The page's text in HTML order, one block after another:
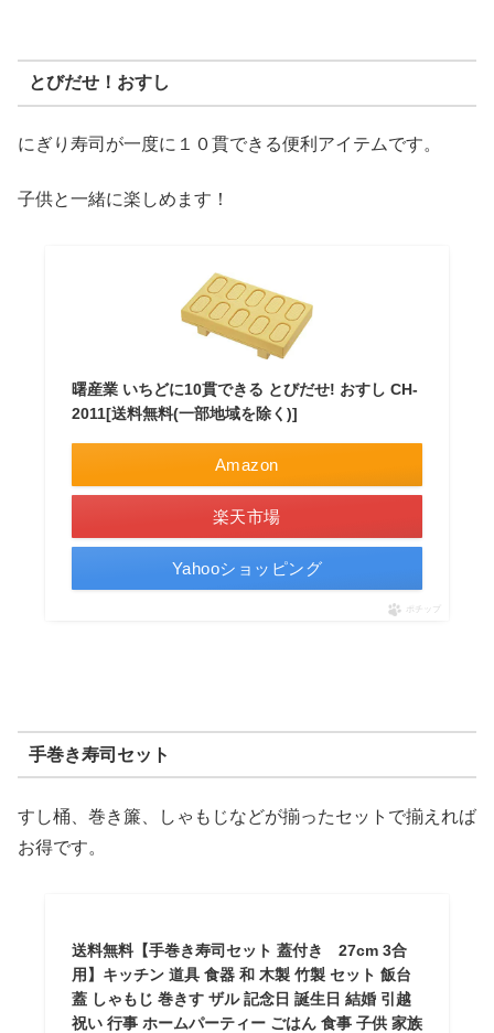
とびだせ！おすし
にぎり寿司が一度に１０貫できる便利アイテムです。
子供と一緒に楽しめます！
曙産業 いちどに10貫できる とびだせ! おすし CH-
2011[送料無料(一部地域を除く)]
Amazon
楽天市場
Yahooショッピング
ポチップ
手巻き寿司セット
すし桶、巻き簾、しゃもじなどが揃ったセットで揃えれば
お得です。
送料無料【手巻き寿司セット 蓋付き 27cm 3合
用】キッチン 道具 食器 和 木製 竹製 セット 飯台
蓋 しゃもじ 巻きす ザル 記念日 誕生日 結婚 引越
祝い 行事 ホームパーティー ごはん 食事 子供 家族